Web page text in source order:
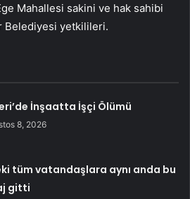
Mahallesi sakini ve hak sahibi
Belediyesi yetkilileri.
İnşaatta İşçi Ölümü
8, 2026
tüm vatandaşlara aynı anda bu
gitti